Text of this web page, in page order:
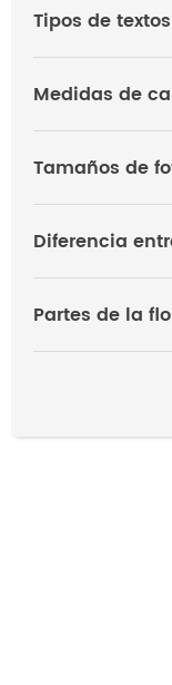
Tipos de
Medidas de
Tamaños de
Diferencia
Partes de la